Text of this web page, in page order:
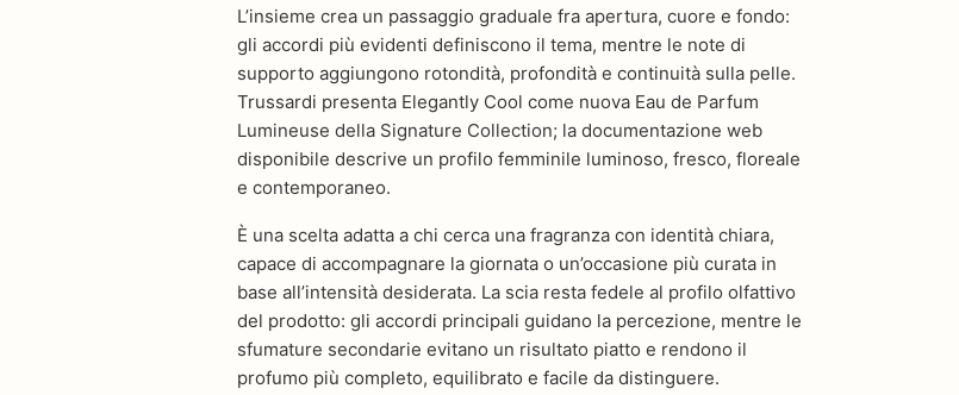
L’insieme crea un passaggio graduale fra apertura, cuore e fondo:
gli accordi più evidenti definiscono il tema, mentre le note di
supporto aggiungono rotondità, profondità e continuità sulla pelle.
Trussardi presenta Elegantly Cool come nuova Eau de Parfum
Lumineuse della Signature Collection; la documentazione web
disponibile descrive un profilo femminile luminoso, fresco, floreale
e contemporaneo.
È una scelta adatta a chi cerca una fragranza con identità chiara,
capace di accompagnare la giornata o un’occasione più curata in
base all’intensità desiderata. La scia resta fedele al profilo olfattivo
del prodotto: gli accordi principali guidano la percezione, mentre le
sfumature secondarie evitano un risultato piatto e rendono il
profumo più completo, equilibrato e facile da distinguere.